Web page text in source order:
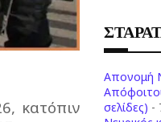
κατόπιν
Απονομή
σελίδες) -